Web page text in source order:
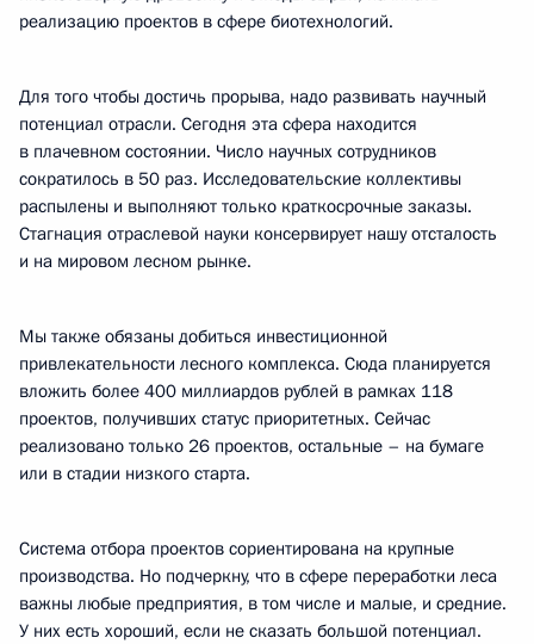
реализацию проектов в сфере биотехнологий.
Для того чтобы достичь прорыва, надо развивать научный
потенциал отрасли. Сегодня эта сфера находится
в плачевном состоянии. Число научных сотрудников
сократилось в 50 раз. Исследовательские коллективы
распылены и выполняют только краткосрочные заказы.
Стагнация отраслевой науки консервирует нашу отсталость
и на мировом лесном рынке.
Мы также обязаны добиться инвестиционной
привлекательности лесного комплекса. Сюда планируется
вложить более 400 миллиардов рублей в рамках 118
проектов, получивших статус приоритетных. Сейчас
реализовано только 26 проектов, остальные – на бумаге
или в стадии низкого старта.
Система отбора проектов сориентирована на крупные
производства. Но подчеркну, что в сфере переработки леса
важны любые предприятия, в том числе и малые, и средние.
У них есть хороший, если не сказать большой потенциал.